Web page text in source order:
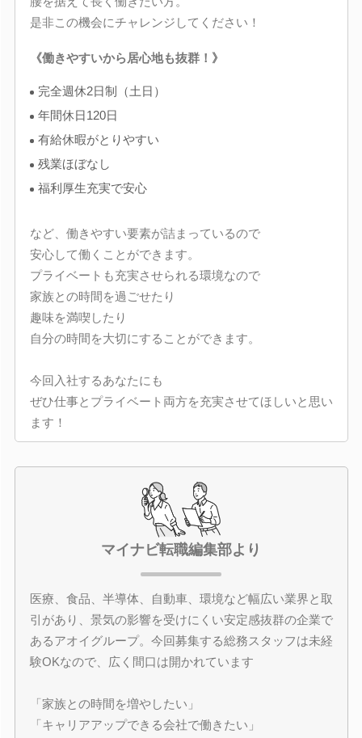
是非この機会にチャレンジしてください！
《働きやすいから居心地も抜群！》
完全週休2日制（土日）
年間休日120日
有給休暇がとりやすい
残業ほぼなし
福利厚生充実で安心
など、働きやすい要素が詰まっているので
安心して働くことができます。
プライベートも充実させられる環境なので
家族との時間を過ごせたり
趣味を満喫したり
自分の時間を大切にすることができます。
今回入社するあなたにも
ぜひ仕事とプライベート両方を充実させてほしいと思い
ます！
マイナビ転職編集部より
医療、食品、半導体、自動車、環境など幅広い業界と取
引があり、景気の影響を受けにくい安定感抜群の企業で
あるアオイグループ。今回募集する総務スタッフは未経
験OKなので、広く間口は開かれています
「家族との時間を増やしたい」
「キャリアアップできる会社で働きたい」